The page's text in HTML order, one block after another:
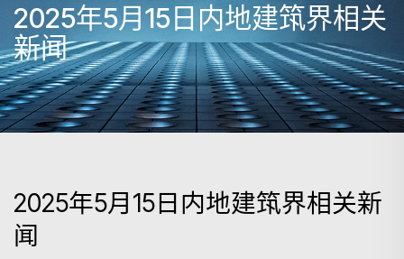
2025年5月15日内地建筑界相关
新闻
2025年5月15日内地建筑界相关新
闻